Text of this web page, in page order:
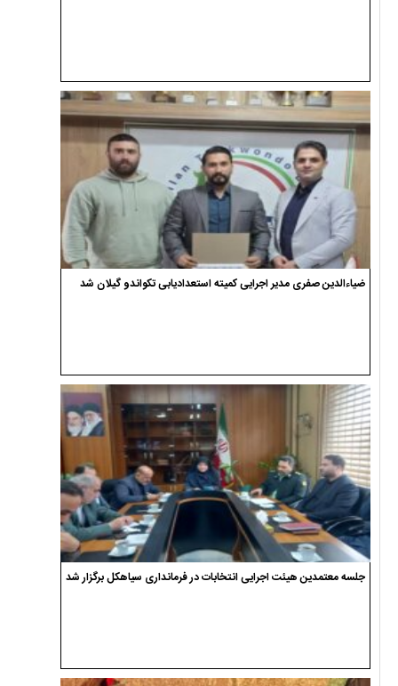
ضیاءالدین صفری مدیر اجرایی کمیته استعدادیابی تکواندو گیلان شد
جلسه معتمدین هیئت اجرایی انتخابات در فرمانداری سیاهکل برگزار شد